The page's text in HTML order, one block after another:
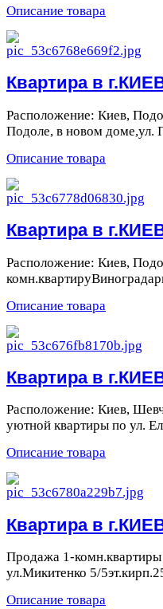
Описание товара
Квартира в
Расположение: Киев,
Подоле, в новом доме,ул.
Описание товара
Квартира в
Расположение: Киев,
Описание товара
Квартира в
Расположение: Киев,
уютной квартиры по ул.
Описание товара
Квартира в
Продажа 1-
ул.Микитенко 5/
Описание товара